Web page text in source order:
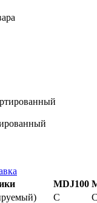
MDJ100
С